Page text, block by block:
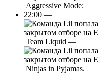
Aggressive Mode;
22:00 —
Team Liquid —
Ninjas in Pyjamas.